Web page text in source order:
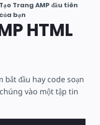
Tạo Trang AMP đầu tiên
của bạn
HTML
bắt đầu hay code soạn
vào một tập tin